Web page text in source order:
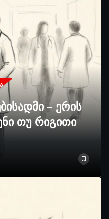
– ერის
თუ რიგითი